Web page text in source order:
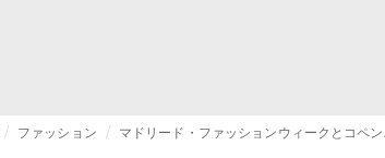
ファッション マドリード・ファッションウィークとコペ